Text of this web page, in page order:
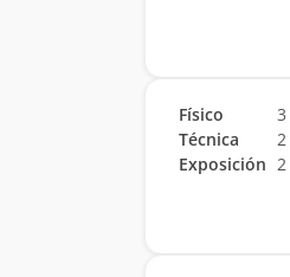
Físico 3
Técnica 2
Exposición 2